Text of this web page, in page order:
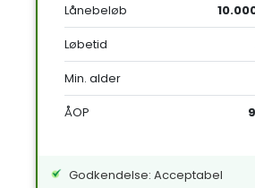
Lånebeløb
Løbetid
Min. alder
ÅOP
Godkendelse: Acceptabel